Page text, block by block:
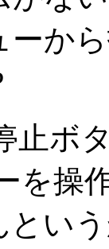
ーか
ボ
を操
い